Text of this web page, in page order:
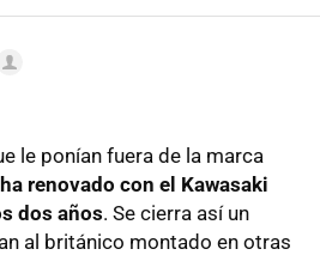
le ponían fuera de la marca
renovado con el Kawasaki
dos años. Se cierra así un
al británico montado en otras